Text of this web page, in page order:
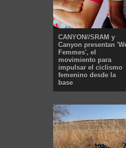
CANYON//SRAM y
Canyon presentan
Femmes', el
movimiento para
impulsar el ciclismo
femenino desde la
base